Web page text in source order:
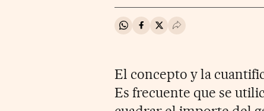
Compartir en Whatsapp
Compartir en Facebook
Compartir en Twitter
Desplegar Redes
El concepto y la
Es frecuente que se